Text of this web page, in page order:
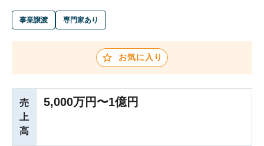
M&A専門家の方へ
事業譲渡 専門家あり
お気に入り
売
上
高
5,000万円〜1億円